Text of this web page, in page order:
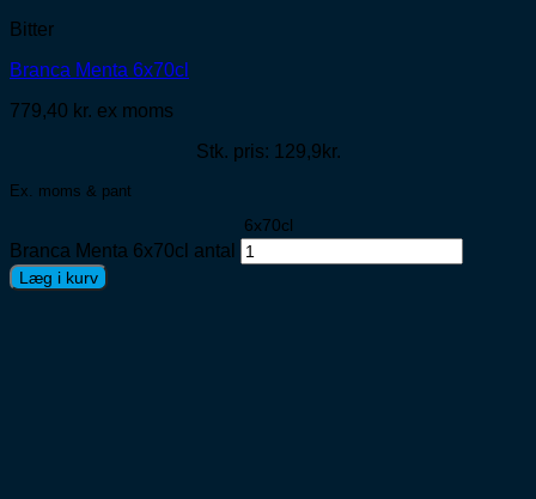
Bitter
Branca Menta 6x70cl
779,40 kr. ex moms
Stk. pris: 129,9kr.
Ex. moms & pant
6x70cl
Branca Menta 6x70cl antal
Læg i kurv